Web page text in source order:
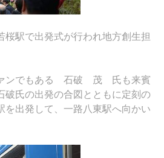
桜駅で出発式が行われ地方創生担
ァンでもある 石破 茂 氏も来賓
破氏の出発の合図とともに定刻の
出発して、一路八東駅へ向かい